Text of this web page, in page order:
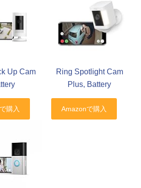
Up Cam
Ring Spotlight Cam
Plus, Battery